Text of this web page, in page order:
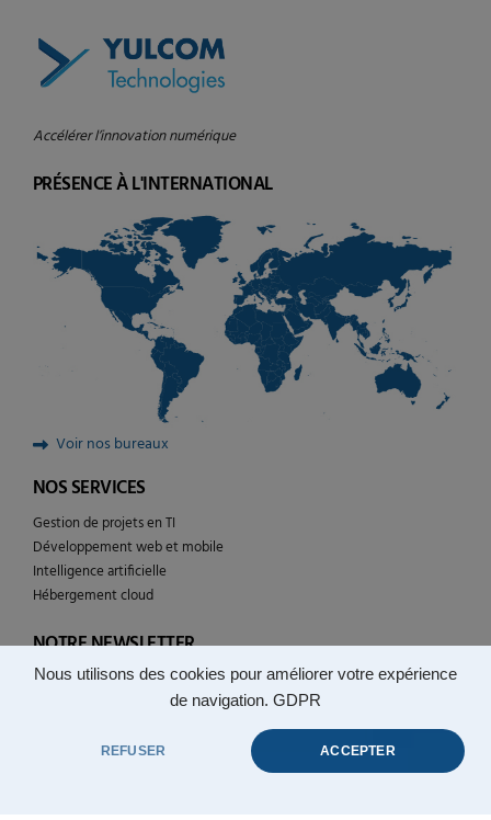
Nous utilisons des cookies pour améliorer votre expérience
de navigation. GDPR
REFUSER ACCEPTER
Accélérer l’innovation numérique
PRÉSENCE À L'INTERNATIONAL
Voir nos bureaux
NOS SERVICES
Gestion de projets en TI
Développement web et mobile
Intelligence artificielle
Hébergement cloud
NOTRE NEWSLETTER
Suivez l’actualité de YULCOM technologies